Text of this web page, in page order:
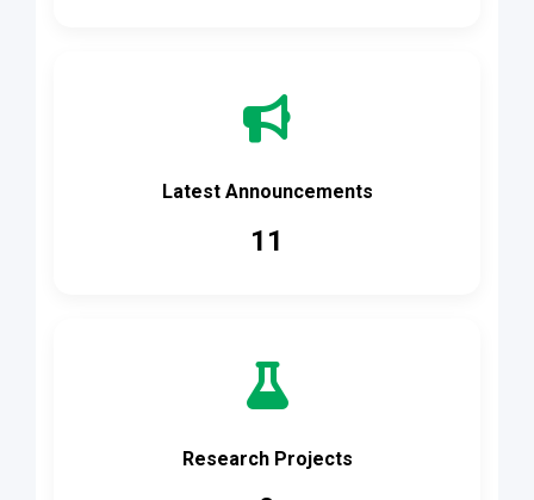
Latest Announcements
11
Research Projects